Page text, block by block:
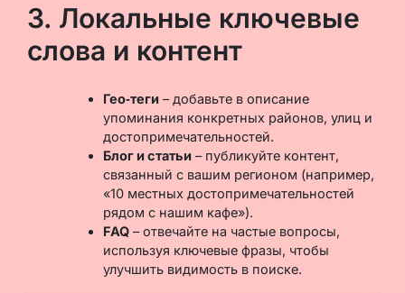
3. Локальные ключевые
слова и контент
Гео‑теги– добавьте в описание
упоминания конкретных районов, улиц и
достопримечательностей.
Блог и статьи– публикуйте контент,
связанный с вашим регионом (например,
«10 местных достопримечательностей
рядом с нашим кафе»).
FAQ– отвечайте на частые вопросы,
используя ключевые фразы, чтобы
улучшить видимость в поиске.